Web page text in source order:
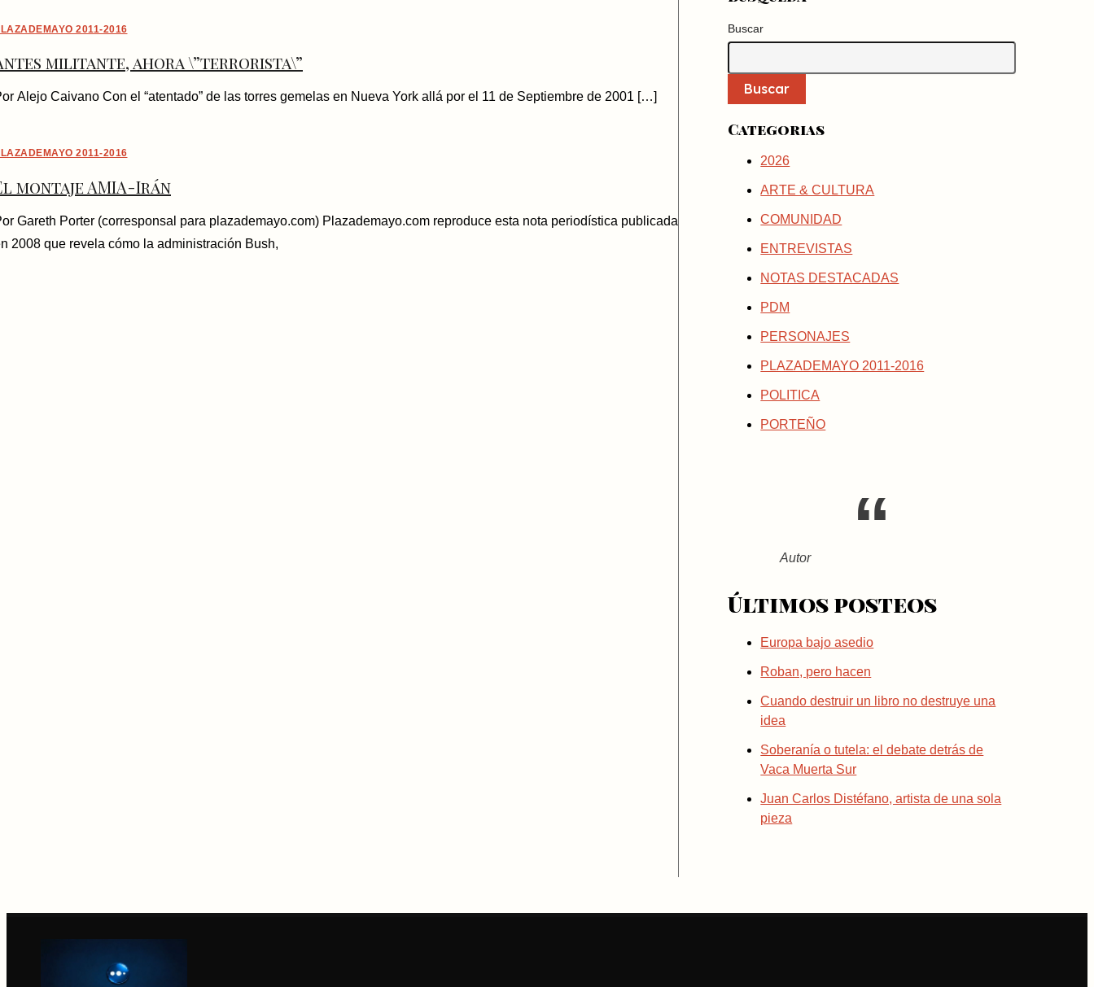
2011-2016
militante, ahora \”terrorista\”
Alejo Caivano Con el “atentado” de las torres gemelas en Nueva York allá por el 11 de Septiembre de 2001 […]
2011-2016
montaje AMIA-Irán
Gareth Porter (corresponsal para plazademayo.com) Plazademayo.com reproduce esta nota periodística publicada
2008 que revela cómo la administración Bush,
Buscar
Buscar
Categorias
2026
ARTE & CULTURA
COMUNIDAD
ENTREVISTAS
NOTAS DESTACADAS
PDM
PERSONAJES
PLAZADEMAYO 2011-2016
POLITICA
PORTEÑO
Autor
Últimos posteos
Europa bajo asedio
Roban, pero hacen
Cuando destruir un libro no destruye una
idea
Soberanía o tutela: el debate detrás de
Vaca Muerta Sur
Juan Carlos Distéfano, artista de una sola
pieza